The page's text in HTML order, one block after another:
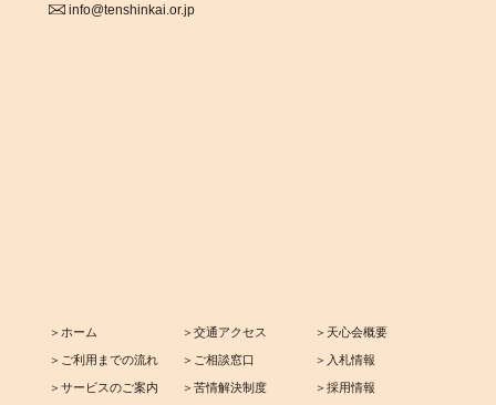
info@tenshinkai.or.jp
＞ホーム
＞ご利用までの流れ
＞サービスのご案内
＞交通アクセス
＞ご相談窓口
＞苦情解決制度
＞天心会概要
＞入札情報
＞採用情報